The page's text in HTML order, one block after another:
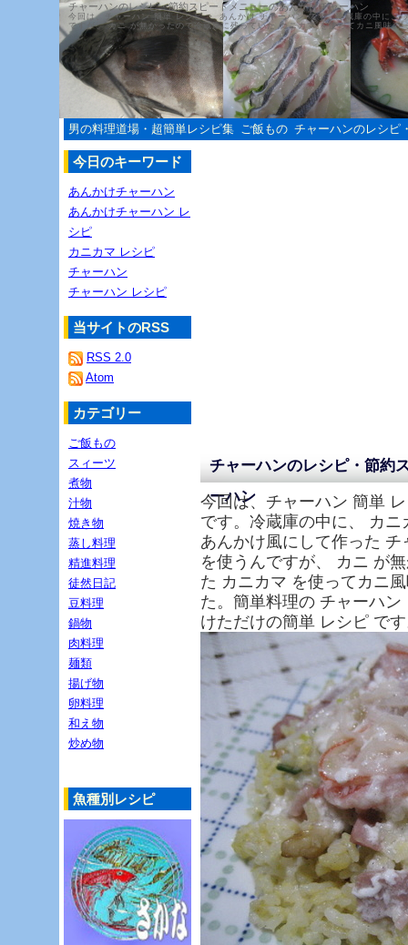
チャーハンのレシピ・節約スピードメニューのあんかけチャーハン
今回は、チャーハン 簡単 レシピ ・ あんかけ チャーハン です。冷蔵庫の中に
ですが、 カニ が無かったので冷蔵庫に残っていた カニカマ を使ってカニ風味の
男の料理道場・超簡単レシピ集 ご飯もの チャーハンのレシピ
チャーハンのレシピ・節約
ーハン
今回は、チャーハン 簡単
です。冷蔵庫の中に、 カ
あんかけ風にして作った
を使うんですが、 カニ が
た カニカマ を使ってカニ
た。簡単料理の チャーハ
けただけの簡単 レシピ で
今日のキーワード
あんかけチャーハン
あんかけチャーハン レ
シピ
カニカマ レシピ
チャーハン
チャーハン レシピ
当サイトのRSS
RSS 2.0
Atom
カテゴリー
ご飯もの
スィーツ
煮物
汁物
焼き物
蒸し料理
精進料理
徒然日記
豆料理
鍋物
肉料理
麺類
揚げ物
卵料理
和え物
炒め物
魚種別レシピ